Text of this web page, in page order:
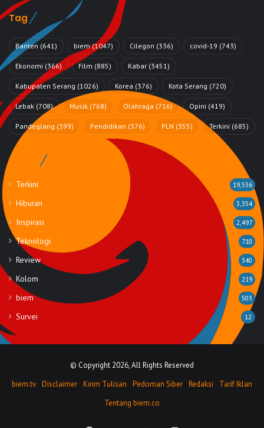
Tag
Banten (641) biem(1047) Cilegon (336) covid-19 (743)
Ekonomi (366) Film (885) Kabar (3451)
Kabupaten Serang (1026) Korea (376) Kota Serang (720)
Lebak (708) Musik (768) Olahraga (716) Opini (419)
Pandeglang (399) Pendidikan (376) PLN (355) Terkini (685)
Rubrik
Terkini 19,536
Hiburan 3,354
Inspirasi 2,497
Teknologi 710
Review 340
Kolom 219
biem 503
Survei 12
© Copyright 2026, All Rights Reserved
biem.tv Disclaimer Kirim Tulisan Pedoman Siber Redaksi
Tarif Iklan
Tentang biem.co